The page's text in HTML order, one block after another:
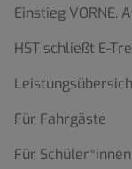
Einstieg VORNE.
HST schließt E-
Für Fahrgäste
Für